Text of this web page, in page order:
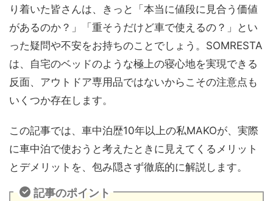
り着いた皆さんは、きっと「本当に値段に見合う価値
があるのか？」「重そうだけど車で使えるの？」とい
った疑問や不安をお持ちのことでしょう。SOMRESTA
は、自宅のベッドのような極上の寝心地を実現できる
反面、アウトドア専用品ではないからこその注意点も
いくつか存在します。
この記事では、車中泊歴10年以上の私MAKOが、実際
に車中泊で使おうと考えたときに見えてくるメリット
とデメリットを、包み隠さず徹底的に解説します。
記事のポイント